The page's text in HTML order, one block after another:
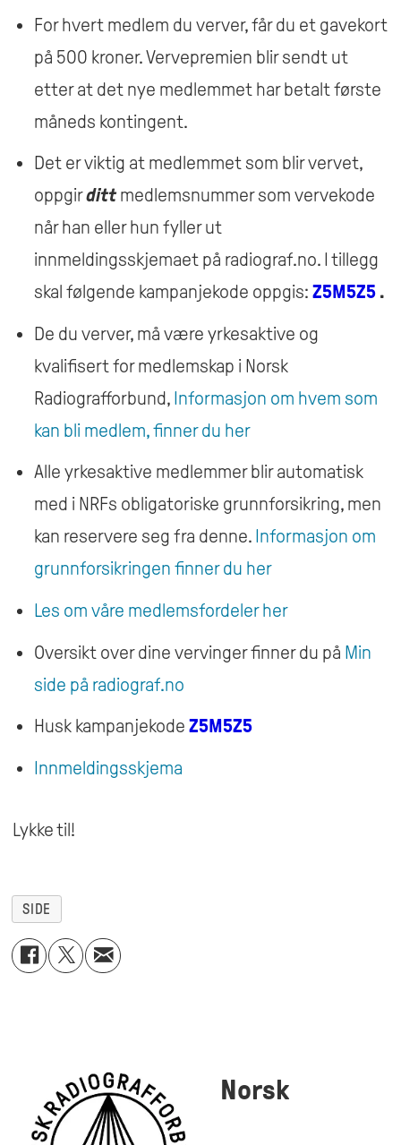
For hvert medlem du verver, får du et gavekort
på 500 kroner. Vervepremien blir sendt ut
etter at det nye medlemmet har betalt første
måneds kontingent.
Det er viktig at medlemmet som blir vervet,
oppgirdittmedlemsnummer som vervekode
når han eller hun fyller ut
innmeldingsskjemaet på radiograf.no. I tillegg
skal følgende kampanjekode oppgis: Z5M5Z5 .
De du verver, må være yrkesaktive og
kvalifisert for medlemskap i Norsk
Radiografforbund, Informasjon om hvem som
kan bli medlem, finner du her
Alle yrkesaktive medlemmer blir automatisk
med i NRFs obligatoriske grunnforsikring, men
kan reservere seg fra denne. Informasjon om
grunnforsikringen finner du her
Les om våre medlemsfordeler her
Oversikt over dine vervinger finner du på Min
side på radiograf.no
Husk kampanjekode Z5M5Z5
Innmeldingsskjema
Lykke til!
SIDE
Norsk